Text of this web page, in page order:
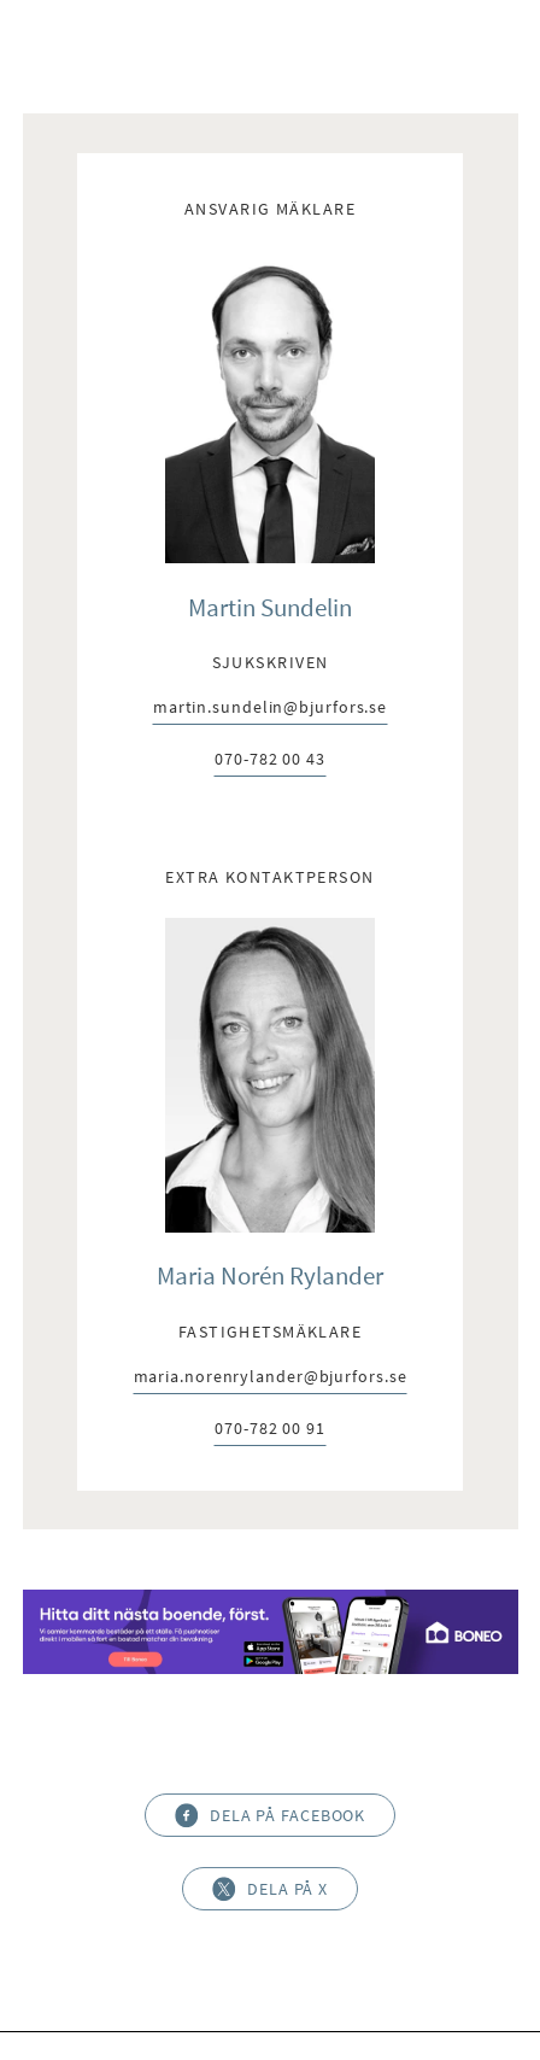
ANSVARIG MÄKLARE
Martin Sundelin
SJUKSKRIVEN
E-post:
martin.sundelin@bjurfors.se
Telefon:
070-782 00 43
EXTRA KONTAKTPERSON
Maria Norén Rylander
FASTIGHETSMÄKLARE
E-post:
maria.norenrylander@bjurfors.se
Telefon:
070-782 00 91
DELA PÅ FACEBOOK
DELA PÅ X